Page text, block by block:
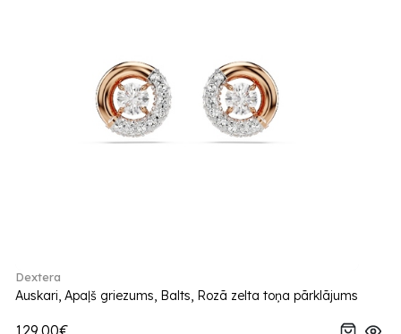
Dextera
Auskari, Apaļš griezums, Balts, Rozā zelta toņa pārklājums
129.00€